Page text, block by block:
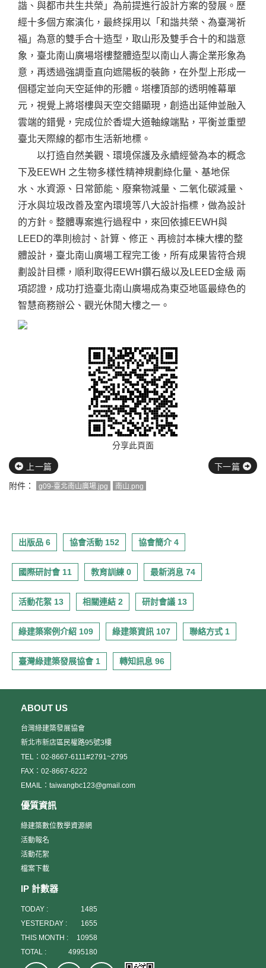
諧、與都市共生共榮」為前提進行設計方案的發展。歷
經十多個方案演化，最終採用以「和諧共榮、為臺灣祈
福」為意的雙手合十造型，取山形及雙手合十的和諧意
象，臺北南山廣場塔樓整體造型以南山人壽企業形象為
意，再透過強調垂直向遮陽板的裝飾，在外型上形成一
個穩定並向天空延伸的形體。塔樓頂部的透明帷幕單
元，視覺上將塔樓與天空交錯顯現，創造出延伸並融入
雲端的錯覺，完成位於香堤大道軸線端點，平衡並重塑
臺北天際線的都市生活新地標。
以打造自然美觀、環境保護及永續經營為本的概念
下及EEWH 之生物多樣性精神規劃綠化量、基地保
水、水資源、日常節能、廢棄物減量、二氧化碳減量、
汙水與垃圾改善及室內環境等八大設計指標，做為設計
的方針。整體專案進行過程中，來回依據EEWH與
LEED的準則檢討、計算、修正、再檢討本棟大樓的整
體設計，臺北南山廣場工程完工後，所有成果皆符合規
劃設計目標，順利取得EEWH鑽石級以及LEED金級 兩
項認證，成功打造臺北南山廣場成為東亞地區最綠色的
智慧商務辦公、觀光休閒大樓之一。
分享此頁面
上一篇
下一篇
附件：
g09-臺北南山廣場.jpg 南山.png
出版品 6 協會活動 152 協會簡介 4
國際研討會 11 教育訓練 0 最新消息 74
活動花絮 13 相關連結 2 研討會議 13
綠建築案例介紹 109 綠建築資訊 107 聯絡方式 1
臺灣綠建築發展協會 1 轉知訊息 96
ABOUT US
台灣綠建築發展協會
新北市新店區民權路95號3樓
TEL：02-8667-6111#2791~2795
FAX：02-8667-6222
EMAIL：taiwangbc123@gmail.com
優質資訊
綠建築數位教學資源網
活動報名
活動花絮
檔案下載
IP 計數器
TODAY :
1485
YESTERDAY :
1655
THIS MONTH :
10958
TOTAL :
4995180